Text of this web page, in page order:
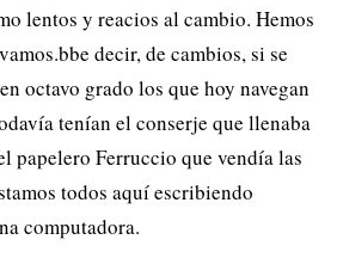
lentos y reacios al cambio. Hemos
bbe decir, de cambios, si se
octavo grado los que hoy navegan
tenían el conserje que llenaba
papelero Ferruccio que vendía las
todos aquí escribiendo
computadora.